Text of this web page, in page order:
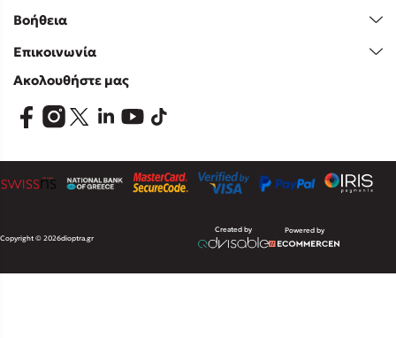
Βοήθεια
Επικοινωνία
Ακολουθήστε μας
Copyright © 2026dioptra.gr
Created by Powered by